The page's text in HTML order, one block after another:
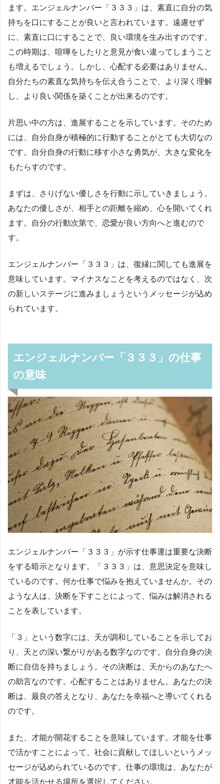
ます。エンジェルナンバー「３３３」は、素直に自分の気
持ちを口にすることが良いと言われています。遠慮せず
に、素直に口にすることで、良い環境を生み出すのです。
この時期は、喧嘩をしたりと意見が食い違ってしまうこと
も増えるでしょう。しかし、心配する必要はありません。
自分たちの素直な気持ちを伝え合うことで、より深く理解
し、より良い関係を築くことが出来るのです。
片思い中の方は、進展することを示しています。そのため
には、自分自身が積極的に行動することがとても大切なの
です。自分自身の行動に移す小さな勇気が、大きな変化を
もたらすのです。
まずは、さりげない優しさを行動に示していきましょう。
あなたの優しさが、相手との距離を縮め、心を開いてくれ
ます。自分の行動次第で、恋愛が良い方向へと進むので
す。
エンジェルナンバー「３３３」は、復縁に関しても進展を
意味しています。マイナスなことを考えるのではなく、次
の新しいステージに進みましょうというメッセージが込め
られています。
エンジェルナンバー「３３３」の仕事
の意味
エンジェルナンバー「３３３」が示す仕事運は重要な決断
をする暗示となります。「３３３」は、意思決定を意味し
ているのです。何か仕事で悩みを抱えていませんか。その
ような人は、決断を下すことによって、悩みは解消される
ことを表しています。
「３」という数字には、天が調和していることを示してお
り、天との深い繋がりがある数字なのです。自分自身の決
断に自信を持ちましょう。その決断は、天からのあなたへ
の助言なのです。心配することはありません。あなたの決
断は、最良の答えとなり、あなたを幸福へと導いてくれる
のです。
また、才能が開花することを意味しています。才能を仕事
で活かすことによって、社会に貢献してほしいというメッ
セージが込められているのです。仕事の環境は、あなたが
才能を活かせる場所を選択してください。